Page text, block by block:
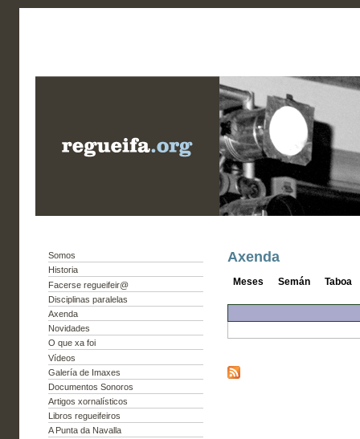
Somos
Historia
Facerse regueifeir@
Disciplinas paralelas
Axenda
Novidades
O que xa foi
Vídeos
Galería de Imaxes
Documentos Sonoros
Artigos xornalísticos
Libros regueifeiros
A Punta da Navalla
Axenda
Meses Semán Taboa